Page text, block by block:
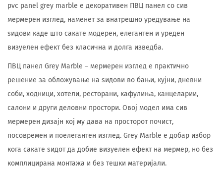
pvc panel grey marble е декоративен ПВЦ панел со сив
мермерен изглед, наменет за внатрешно уредување на
ѕидови каде што сакате модерен, елегантен и уреден
визуелен ефект без класична и долга изведба.
ПВЦ панел Grey Marble – мермерен изглед е практично
решение за обложување на ѕидови во бањи, кујни, дневни
соби, ходници, хотели, ресторани, кафулиња, канцеларии,
салони и други деловни простори. Овој модел има сив
мермерен дизајн кој му дава на просторот почист,
посовремен и поелегантен изглед. Grey Marble е добар избор
кога сакате ѕидот да добие визуелен ефект на мермер, но без
комплицирана монтажа и без тешки материјали.